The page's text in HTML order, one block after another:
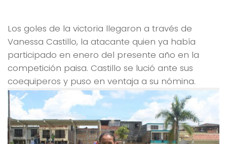
Los goles de la victoria llegaron a través de
Vanessa Castillo, la atacante quien ya había
participado en enero del presente año en la
competición paisa. Castillo se lució ante sus
coequiperos y puso en ventaja a su nómina.